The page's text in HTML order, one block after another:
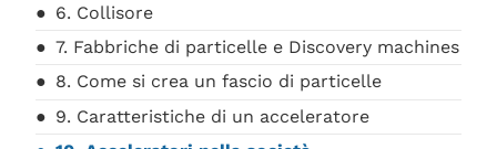
6. Collisore
7. Fabbriche di particelle e Discovery machines
8. Come si crea un fascio di particelle
9. Caratteristiche di un acceleratore